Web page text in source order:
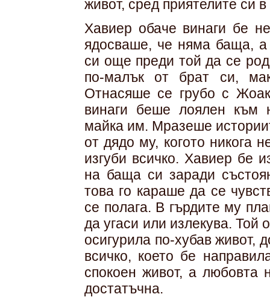
живот, сред приятелите си
Хавиер обаче винаги бе
ядосваше, че няма баща, а
си още преди той да се
по-малък от брат си,
Отнасяше се грубо с
винаги беше лоялен към
майка им. Мразеше
от дядо му, когото никога
изгуби всичко. Хавиер бе
на баща си заради
това го караше да се
се полага. В гърдите му
да угаси или излекува.
осигурила по-хубав живот,
всичко, което бе
спокоен живот, а
достатъчна.